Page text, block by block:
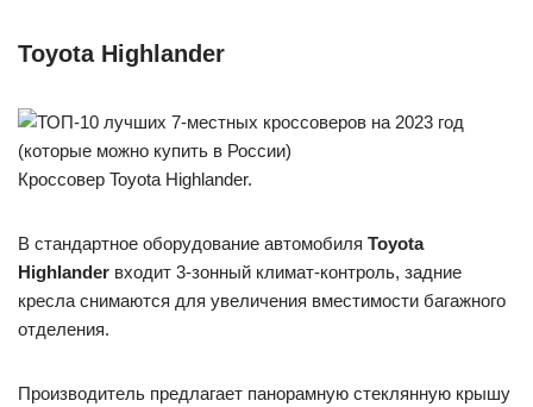
Toyota Highlander
Кроссовер Toyota Highlander.
В стандартное оборудование автомобиля Toyota
Highlander входит 3-зонный климат-контроль, задние
кресла снимаются для увеличения вместимости багажного
отделения.
Производитель предлагает панорамную стеклянную крышу